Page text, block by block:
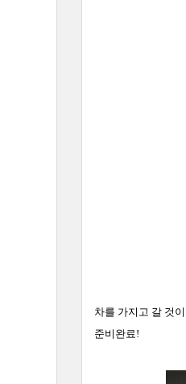
차를 가지고 갈 것
준비완료!